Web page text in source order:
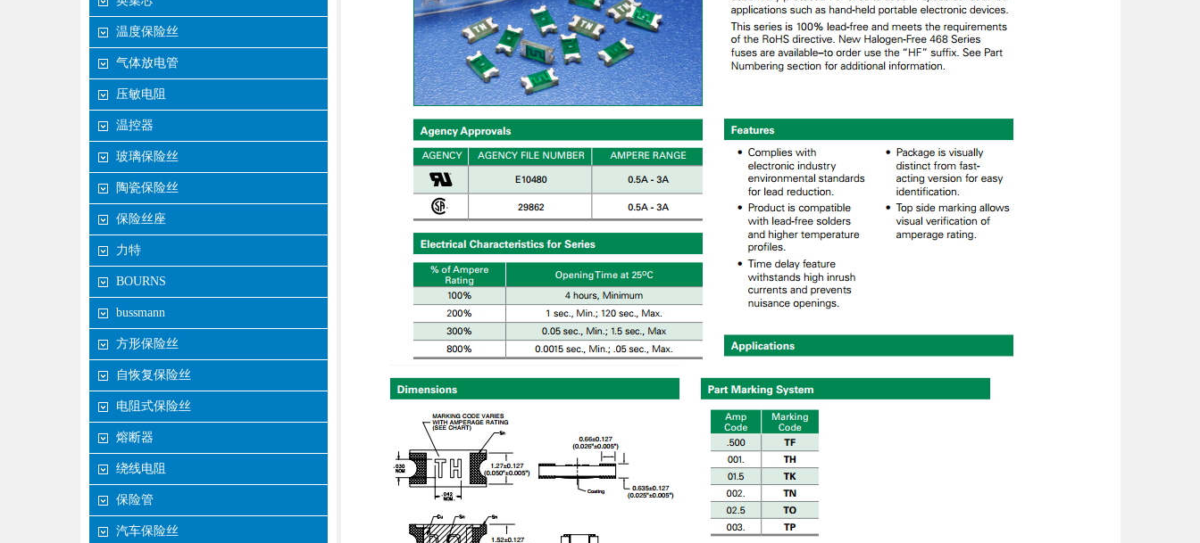
温度保险丝
气体放电管
压敏电阻
温控器
玻璃保险丝
陶瓷保险丝
保险丝座
力特
BOURNS
bussmann
方形保险丝
自恢复保险丝
电阻式保险丝
熔断器
绕线电阻
保险管
汽车保险丝